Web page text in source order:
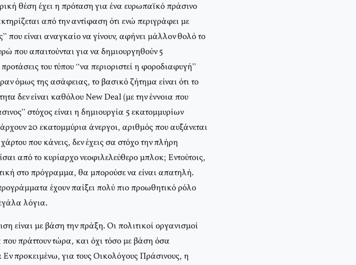
θέση έχει η πρόταση για ένα ευρωπαϊκό πράσινο
από την αντίφαση ότι ενώ περιγράφει με
που είναι αναγκαίο να γίνουν, αφήνει μάλλον θολό το
που απαιτούνται για να δημιουργηθούν 5
του τύπου “να περιοριστεί η φοροδιαφυγή”
όμως της ασάφειας, το βασικό ζήτημα είναι ότι το
δεν είναι καθόλου New Deal (με την έννοια που
στόχος είναι η δημιουργία 5 εκατομμυρίων
20 εκατομμύρια άνεργοι, αριθμός που αυξάνεται
που κάνεις, δεν έχεις σα στόχο την πλήρη
από το κυρίαρχο νεοφιλελεύθερο μπλοκ; Εντούτοις,
στο πρόγραμμα, θα μπορούσε να είναι απατηλή.
έχουν παίξει πολύ πιο προωθητικό ρόλο
λόγια.
είναι με βάση την πράξη. Οι πολιτικοί οργανισμοί
πράττουν τώρα, και όχι τόσο με βάση όσα
Εν προκειμένω, για τους Οικολόγους Πράσινους, η